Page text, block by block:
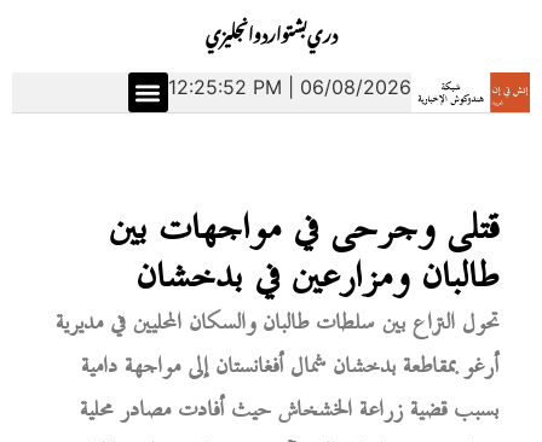
انجليزياردوبشتودري
12:25:53 PM | 06/08/2026
قتلى وجرحى في مواجهات بين
طالبان ومزارعين في بدخشان
تحول النزاع بين سلطات طالبان والسكان المحليين في مديرية
أرغو بمقاطعة بدخشان شمال أفغانستان إلى مواجهة دامية
بسبب قضية زراعة الخشخاش حيث أفادت مصادر محلية